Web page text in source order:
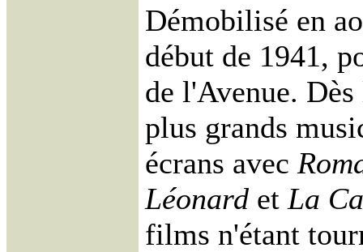
Démobilisé en
début de 1941,
de l'Avenue.
plus grands
écrans avec
Léonard et La
films n'étant